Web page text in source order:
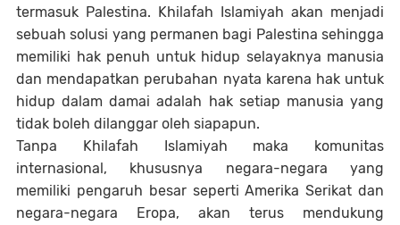
termasuk Palestina. Khilafah Islamiyah akan menjadi
sebuah solusi yang permanen bagi Palestina sehingga
memiliki hak penuh untuk hidup selayaknya manusia
dan mendapatkan perubahan nyata karena hak untuk
hidup dalam damai adalah hak setiap manusia yang
tidak boleh dilanggar oleh siapapun.
Tanpa Khilafah Islamiyah maka komunitas
internasional, khususnya negara-negara yang
memiliki pengaruh besar seperti Amerika Serikat dan
negara-negara Eropa, akan terus mendukung